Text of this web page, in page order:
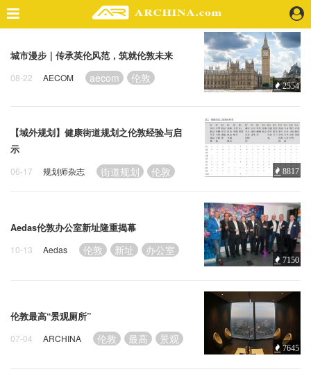
精选案例
建 筑
视 频
头条资讯
人 物
地 产
企业招聘
城市漫步｜传承英伦风范，筑就伦敦未来
08-22 AECOM aecom 伦敦
2554
【域外规划】健康街道规划之伦敦经验与启
示
06-17 规划师杂志 街道规划 伦敦 8817
Aedas伦敦办公室新址隆重揭幕
10-13 Aedas 伦敦 新址 办公室
7150
伦敦最高“景观厕所”
07-04 ARCHINA 伦敦 最高 景观
7645